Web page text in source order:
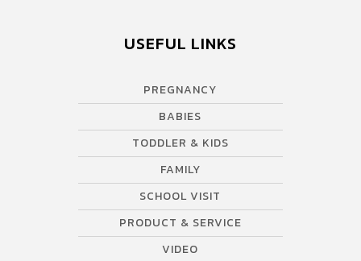
USEFUL LINKS
PREGNANCY
BABIES
TODDLER & KIDS
FAMILY
SCHOOL VISIT
PRODUCT & SERVICE
VIDEO